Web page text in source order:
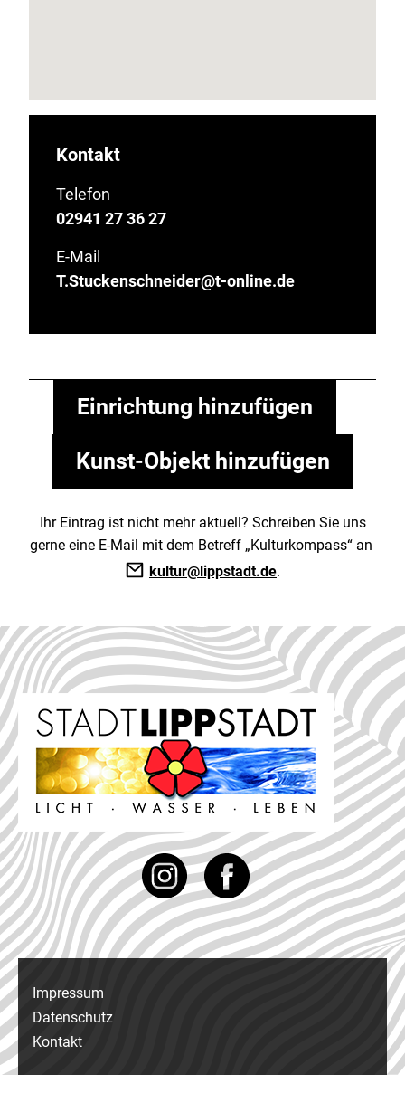
Kontakt
Telefon
02941 27 36 27
E-Mail
T.Stuckenschneider@t-online.de
Einrichtung hinzufügen
Kunst-Objekt hinzufügen
Ihr Eintrag ist nicht mehr aktuell? Schreiben Sie uns
gerne eine E-Mail mit dem Betreff „Kulturkompass“ an
kultur@lippstadt.de.
InstagramFacebook
Impressum
Datenschutz
Kontakt